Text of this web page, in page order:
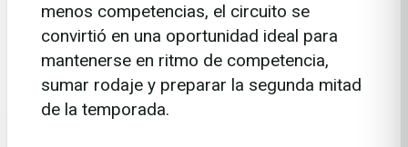
menos competencias, el circuito se
convirtió en una oportunidad ideal para
mantenerse en ritmo de competencia,
sumar rodaje y preparar la segunda mitad
de la temporada.